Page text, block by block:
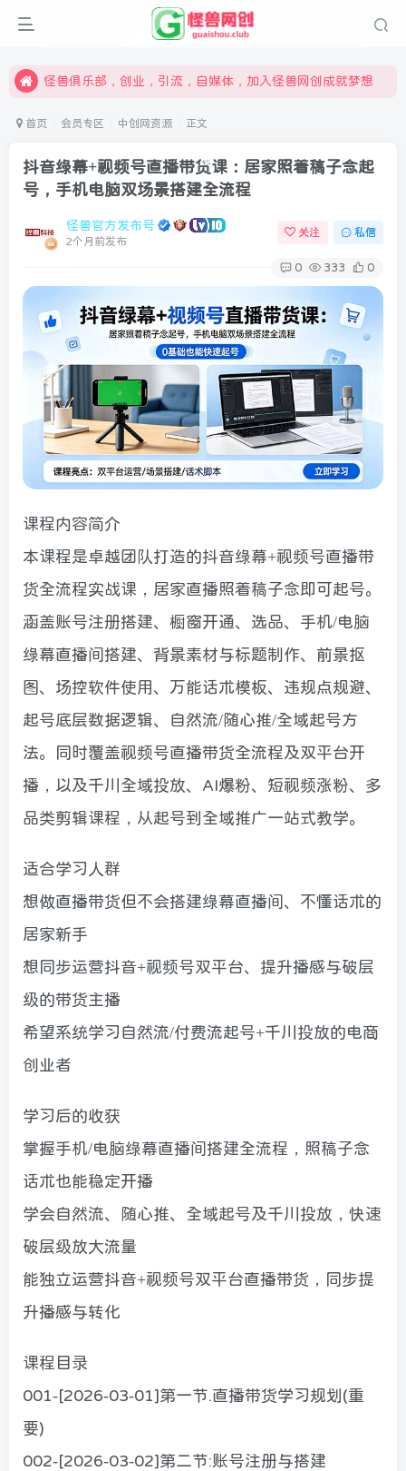
限时开通会员更享折扣，超高返佣
怪兽俱乐部，创业，引流，自媒体，加入怪兽网创成就梦想
首页 会员专区 中创网资源 正文
抖音绿幕+视频号直播带货课：居家照着稿子念起
号，手机电脑双场景搭建全流程
怪兽官方发布号
2个月前发布
关注 私信
0 333 0
课程内容简介
本课程是卓越团队打造的抖音绿幕+视频号直播带
货全流程实战课，居家直播照着稿子念即可起号。
涵盖账号注册搭建、橱窗开通、选品、手机/电脑
绿幕直播间搭建、背景素材与标题制作、前景抠
图、场控软件使用、万能话术模板、违规点规避、
起号底层数据逻辑、自然流/随心推/全域起号方
法。同时覆盖视频号直播带货全流程及双平台开
播，以及千川全域投放、AI爆粉、短视频涨粉、多
品类剪辑课程，从起号到全域推广一站式教学。
适合学习人群
想做直播带货但不会搭建绿幕直播间、不懂话术的
居家新手
想同步运营抖音+视频号双平台、提升播感与破层
级的带货主播
希望系统学习自然流/付费流起号+千川投放的电商
创业者
学习后的收获
掌握手机/电脑绿幕直播间搭建全流程，照稿子念
话术也能稳定开播
学会自然流、随心推、全域起号及千川投放，快速
破层级放大流量
能独立运营抖音+视频号双平台直播带货，同步提
升播感与转化
课程目录
001-[2026-03-01]第一节.直播带货学习规划(重
要)
002-[2026-03-02]第二节:账号注册与搭建